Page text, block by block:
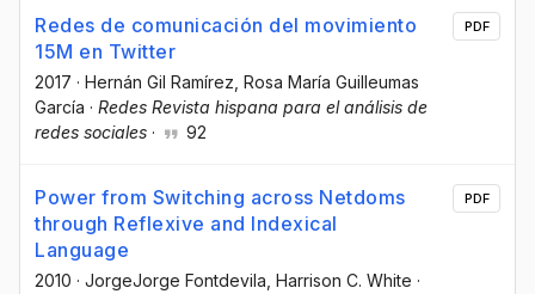
Redes de comunicación del movimiento
15M en Twitter
2017 · Hernán Gil Ramírez , Rosa María Guilleumas
García · Redes Revista hispana para el análisis de
redes sociales · 92
PDF
Power from Switching across Netdoms
through Reflexive and Indexical
Language
2010 · JorgeJorge Fontdevila , Harrison C. White ·
PDF